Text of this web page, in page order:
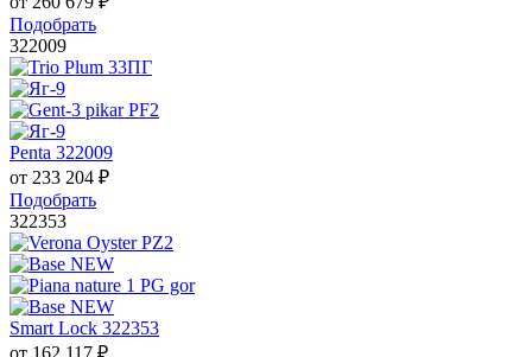
Подобрать
322009
Penta 322009
от 233 204 ₽
Подобрать
322353
Smart Lock 322353